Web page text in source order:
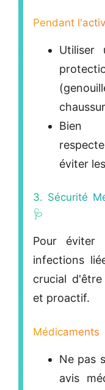
Pendant
Utiliser
Bien
éviter
3. Sécurité
🩺
Pour éviter
infections
crucial
et proactif.
Médicaments
Ne pas
avis